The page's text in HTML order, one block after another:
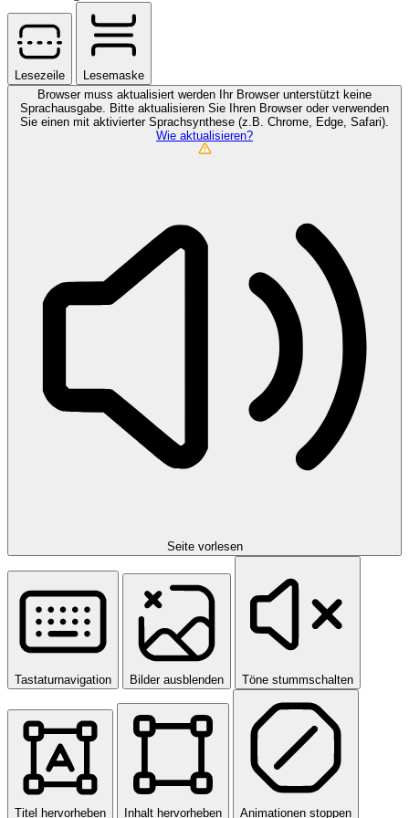
Lesezeile
Lesemaske
Browser muss aktualisiert werden Ihr Browser unterstützt keine
Sprachausgabe. Bitte aktualisieren Sie Ihren Browser oder verwenden
Sie einen mit aktivierter Sprachsynthese (z.B. Chrome, Edge, Safari).
Wie aktualisieren?
Seite vorlesen
Tastaturnavigation Bilder ausblenden Töne stummschalten
Titel hervorheben Inhalt hervorheben Animationen stoppen